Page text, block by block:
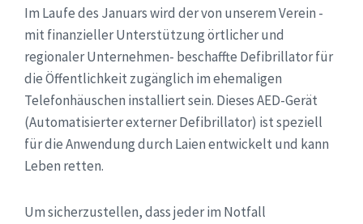
Im Laufe des Januars wird der von unserem Verein -
mit finanzieller Unterstützung örtlicher und
regionaler Unternehmen- beschaffte Defibrillator für
die Öffentlichkeit zugänglich im ehemaligen
Telefonhäuschen installiert sein. Dieses AED-Gerät
(Automatisierter externer Defibrillator) ist speziell
für die Anwendung durch Laien entwickelt und kann
Leben retten.
Um sicherzustellen, dass jeder im Notfall